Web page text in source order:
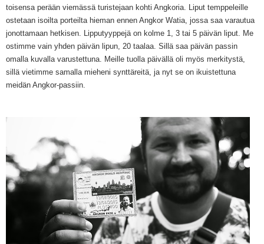
toisensa perään viemässä turistejaan kohti Angkoria. Liput temppeleille
ostetaan isoilta porteilta hieman ennen Angkor Watia, jossa saa varautua
jonottamaan hetkisen. Lipputyyppejä on kolme 1, 3 tai 5 päivän liput. Me
ostimme vain yhden päivän lipun, 20 taalaa. Sillä saa päivän passin
omalla kuvalla varustettuna. Meille tuolla päivällä oli myös merkitystä,
sillä vietimme samalla mieheni synttäreitä, ja nyt se on ikuistettuna
meidän Angkor-passiin.